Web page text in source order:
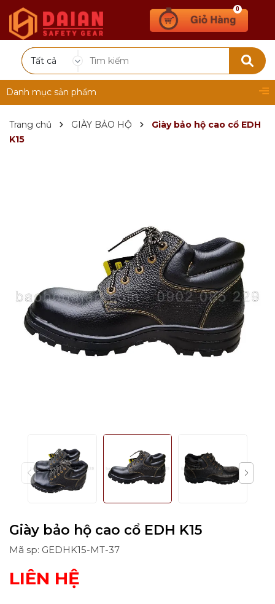
Tất cả
0
Danh mục sản phẩm
Trang chủ GIÀY BẢO HỘ
Giày bảo hộ cao cổ EDH
K15
Giày bảo hộ cao cổ EDH K15
Mã sp: GEDHK15-MT-37
LIÊN HỆ